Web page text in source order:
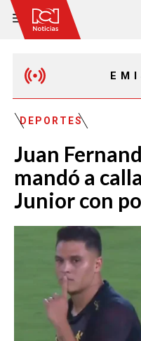
DEPORTES
Juan
mandó a
Junior con